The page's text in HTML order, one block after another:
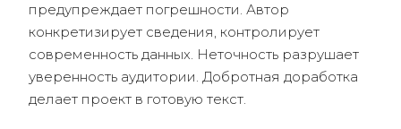
предупреждает погрешности. Автор
конкретизирует сведения, контролирует
современность данных. Неточность разрушает
уверенность аудитории. Добротная доработка
делает проект в готовую текст.